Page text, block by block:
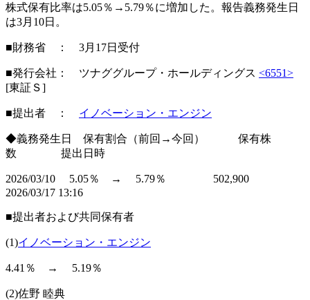
株式保有比率は5.05％→5.79％に増加した。報告義務発生日
は3月10日。
■財務省 ： 3月17日受付
■発行会社： ツナググループ・ホールディングス <6551>
[東証Ｓ]
■提出者 ： イノベーション・エンジン
◆義務発生日 保有割合（前回→今回） 保有株
数 提出日時
2026/03/10 5.05％ → 5.79％ 502,900
2026/03/17 13:16
■提出者および共同保有者
(1)イノベーション・エンジン
4.41％ → 5.19％
(2)佐野 睦典